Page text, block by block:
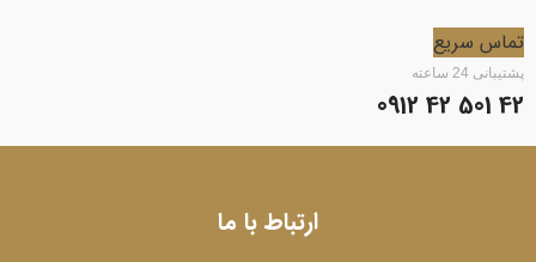
تماس سریع
پشتیبانی 24 ساعته
42 501 42 0912
ارتباط با ما